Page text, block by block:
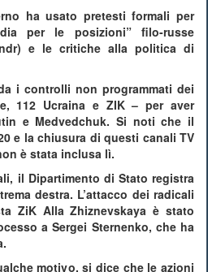
ha usato pretesti formali per
per le posizioni” filo-russe
e le critiche alla politica di
i controlli non programmati dei
112 Ucraina e ZIK – per aver
e Medvedchuk. Si noti che il
e la chiusura di questi canali TV
è stata inclusa lì.
il Dipartimento di Stato registra
destra. L’attacco dei radicali
ZiK Alla Zhiznevskaya è stato
a Sergei Sternenko, che ha
motivo, si dice che le azioni